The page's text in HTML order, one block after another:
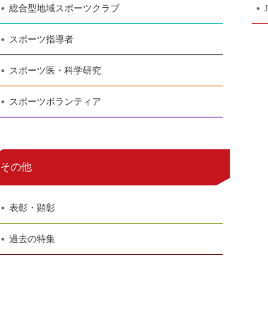
総合型地域スポーツクラブ
スポーツ指導者
スポーツ医・科学研究
スポーツボランティア
その他
表彰・顕彰
過去の特集